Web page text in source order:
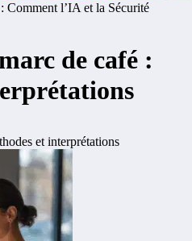
Comment l’IA et la Sécurité
de café :
et interprétations